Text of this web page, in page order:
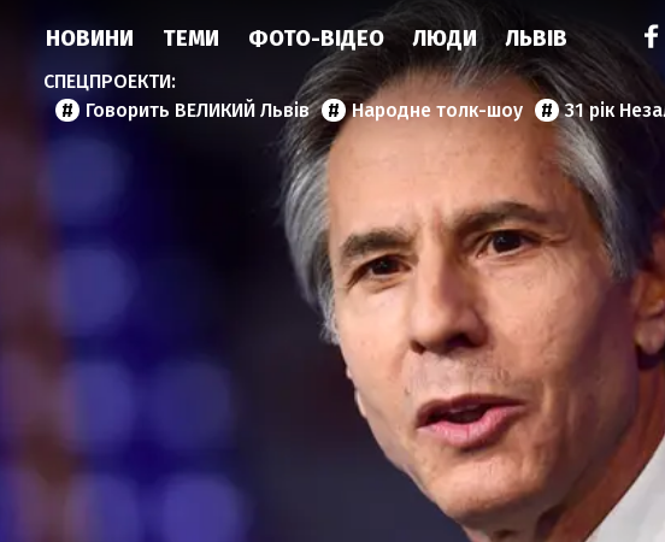
НОВИНИ ТЕМИ ФОТО-ВІДЕО ЛЮДИ ЛЬВІВ
Говорить ВЕЛИКИЙ Львів Народне толк-шоу 31 рік